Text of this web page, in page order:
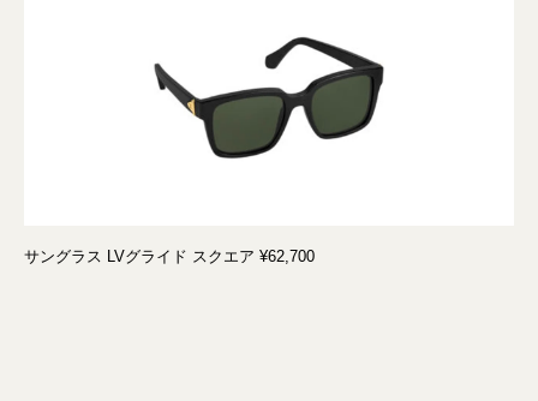
サングラス LVグライド スクエア ¥62,700